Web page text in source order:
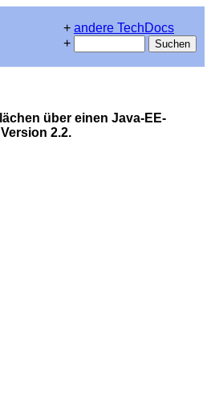
+ andere TechDocs
+
über einen Java-EE-
2.2.